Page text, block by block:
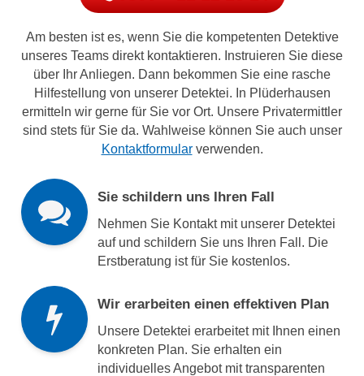
Am besten ist es, wenn Sie die kompetenten Detektive
unseres Teams direkt kontaktieren. Instruieren Sie diese
über Ihr Anliegen. Dann bekommen Sie eine rasche
Hilfestellung von unserer Detektei. In Plüderhausen
ermitteln wir gerne für Sie vor Ort. Unsere Privatermittler
sind stets für Sie da. Wahlweise können Sie auch unser
Kontaktformularverwenden.
Sie schildern uns Ihren Fall
Nehmen Sie Kontakt mit unserer Detektei
auf und schildern Sie uns Ihren Fall. Die
Erstberatung ist für Sie kostenlos.
Wir erarbeiten einen effektiven Plan
Unsere Detektei erarbeitet mit Ihnen einen
konkreten Plan. Sie erhalten ein
individuelles Angebot mit transparenten